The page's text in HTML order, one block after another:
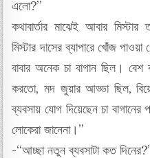
এলো?”
কথাবার্তার মাঝেই আবার
মিস্টার দাসের ব্যাপারে খোঁজ
বাবার অনেক চা বাগান ছিল। বেশ
করতো, মদ জুয়ার আড্ডা ছিল,
ব্যবসায় যোগ দিয়েছেন চা বাগানের
লোকেরা জানেনা।”
-“আচ্ছা নতুন ব্যবসাটা কত